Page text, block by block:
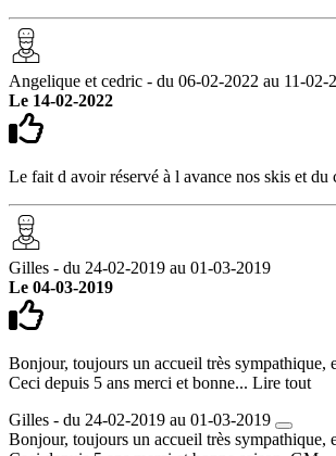
Angelique et cedric - du 06-02-2022 au 11-02-
Le 14-02-2022
Le fait d avoir réservé à l avance nos skis et
Gilles - du 24-02-2019 au 01-03-2019
Le 04-03-2019
Bonjour, toujours un accueil très sympathique,
Ceci depuis 5 ans merci et bonne... Lire tout
Gilles - du 24-02-2019 au 01-03-2019
Bonjour, toujours un accueil très sympathique,